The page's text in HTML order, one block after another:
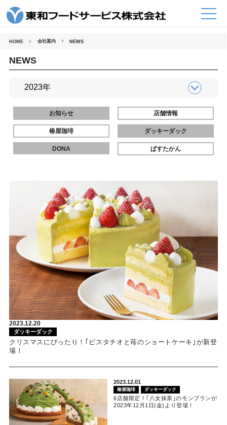
HOME 会社案内 NEWS
NEWS
お知らせ 店舗情報
椿屋珈琲 ダッキーダック
DONA ぱすたかん
2023.12.20
ダッキーダック
クリスマスにぴったり！｢ピスタチオと苺のショートケーキ｣が新登
場！
2023.12.01
椿屋珈琲 ダッキーダック
6店舗限定！｢八女抹茶｣のモンブランが
2023年12月1日(金)より登場！